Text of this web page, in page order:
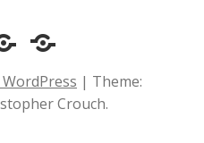
Inclusão
e
Acessibilidade
Diário
um
surdo
| Theme:
Crouch.